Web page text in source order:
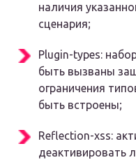
наличия
сценария;
Plugin-types:
быть вызваны
ограничения
быть встроены;
Reflection-xss:
деактивировать